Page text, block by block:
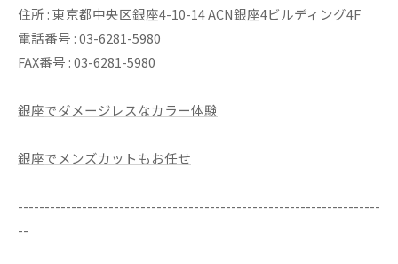
住所 : 東京都中央区銀座4-10-14 ACN銀座4ビルディング4F
電話番号 : 03-6281-5980
FAX番号 : 03-6281-5980
銀座でダメージレスなカラー体験
銀座でメンズカットもお任せ
--------------------------------------------------------------------
--